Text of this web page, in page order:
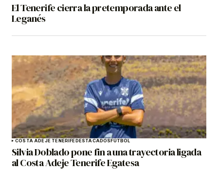
El Tenerife cierra la pretemporada ante el
Leganés
COSTA ADEJE TENERIFEDESTACADOSFÚTBOL
Silvia Doblado pone fin a una trayectoria ligada
al Costa Adeje Tenerife Egatesa